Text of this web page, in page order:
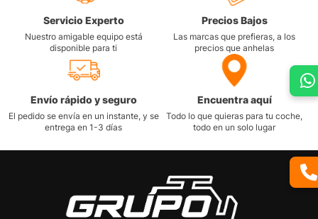
Servicio Experto
Nuestro amigable equipo está
disponible para ti
Precios Bajos
Las marcas que prefieras, a los
precios que anhelas
Envío rápido y seguro
El pedido se envía en un instante, y se
entrega en 1-3 días
Encuentra aquí
Todo lo que quieras para tu coche,
todo en un solo lugar